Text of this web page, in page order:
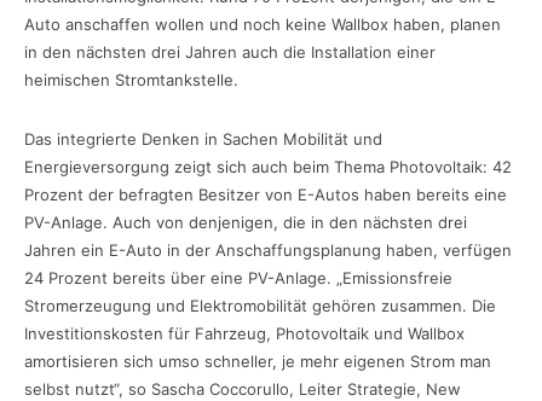
Auto anschaffen wollen und noch keine Wallbox haben, planen
in den nächsten drei Jahren auch die Installation einer
heimischen Stromtankstelle.
Das integrierte Denken in Sachen Mobilität und
Energieversorgung zeigt sich auch beim Thema Photovoltaik: 42
Prozent der befragten Besitzer von E-Autos haben bereits eine
PV-Anlage. Auch von denjenigen, die in den nächsten drei
Jahren ein E-Auto in der Anschaffungsplanung haben, verfügen
24 Prozent bereits über eine PV-Anlage. „Emissionsfreie
Stromerzeugung und Elektromobilität gehören zusammen. Die
Investitionskosten für Fahrzeug, Photovoltaik und Wallbox
amortisieren sich umso schneller, je mehr eigenen Strom man
selbst nutzt“, so Sascha Coccorullo, Leiter Strategie, New